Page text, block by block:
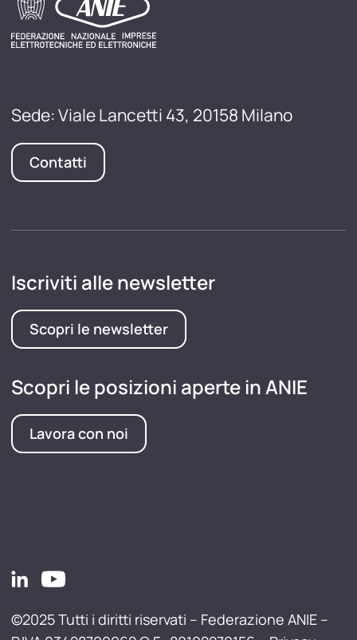
Sede: Viale Lancetti 43, 20158 Milano
Contatti
Iscriviti alle newsletter
Scopri le newsletter
Scopri le posizioni aperte in ANIE
Lavora con noi
©2025 Tutti i diritti riservati – Federazione ANIE –